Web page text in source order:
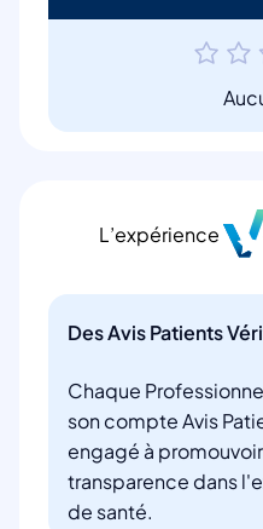
L’expérience
Des Avis Patients
Chaque
son compte Avis
engagé à
transparence dans
de santé.